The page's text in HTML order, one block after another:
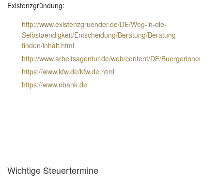
Existenzgründung:
http://www.existenzgruender.de/DE/Weg-in-die-
Selbstaendigkeit/Entscheidung/Beratung/Beratung-
finden/inhalt.html
http://www.arbeitsagentur.de/web/content/DE/
https://www.kfw.de/kfw.de.html
https://www.nbank.de
Wichtige Steuertermine